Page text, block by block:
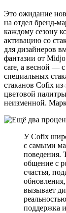
Это ожидание
на отдел бренд-
каждому сезону
активацию со
для дизайнеров
фантазии от
care, а весной — с
специальных
стаканов Cofix
цветовой
неизменной.
У Cofix
с самыми
поведения.
общение с
счастья,
вызывает
поддержка